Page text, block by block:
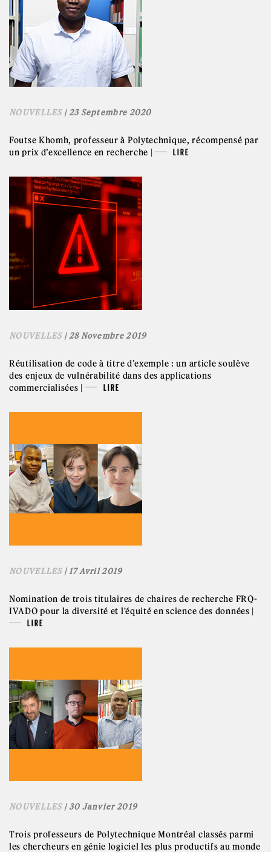
NOUVELLES| 23 Septembre 2020
Foutse Khomh, professeur à Polytechnique, récompensé par
un prix d’excellence en recherche |
LIRE
NOUVELLES| 28 Novembre 2019
Réutilisation de code à titre d’exemple : un article soulève
des enjeux de vulnérabilité dans des applications
commercialisées |
LIRE
NOUVELLES| 17 Avril 2019
Nomination de trois titulaires de chaires de recherche FRQ-
IVADO pour la diversité et l'équité en science des données |
LIRE
NOUVELLES| 30 Janvier 2019
Trois professeurs de Polytechnique Montréal classés parmi
les chercheurs en génie logiciel les plus productifs au monde